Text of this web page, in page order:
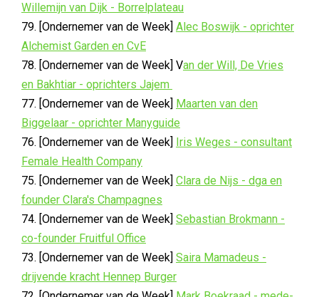
Willemijn van Dijk - Borrelplateau
79. [Ondernemer van de Week] Alec Boswijk - oprichter
Alchemist Garden en CvE
78. [Ondernemer van de Week] Van der Will, De Vries
en Bakhtiar - oprichters Jajem
77. [Ondernemer van de Week] Maarten van den
Biggelaar - oprichter Manyguide
76. [Ondernemer van de Week] Iris Weges - consultant
Female Health Company
75. [Ondernemer van de Week] Clara de Nijs - dga en
founder Clara's Champagnes
74. [Ondernemer van de Week] Sebastian Brokmann -
co-founder Fruitful Office
73. [Ondernemer van de Week] Saira Mamadeus -
drijvende kracht Hennep Burger